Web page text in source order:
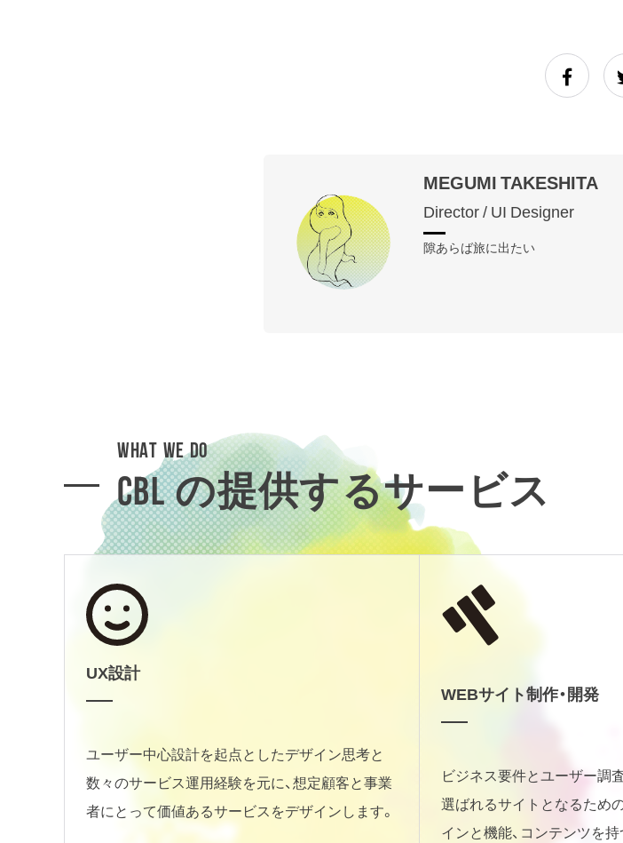
MEGUMI TAKESHITA
Director / UI Designer
隙あらば旅に出たい
WHAT WE DO
CBL の提供するサービス
UX設計
ユーザー中心設計を起点としたデザイン思考と
数々のサービス運用経験を元に、想定顧客と事業
者にとって価値あるサービスをデザインします。
WEBサイト制作・開発
ビジネス要件とユーザー調
選ばれるサイトとなるため
インと機能、コンテンツを